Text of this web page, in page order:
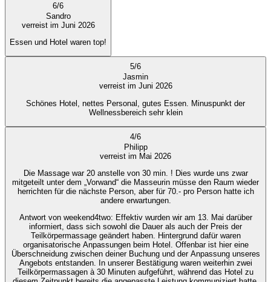
6/6
Sandro
verreist im Juni 2026
Essen und Hotel waren top!
5/6
Jasmin
verreist im Juni 2026
Schönes Hotel, nettes Personal, gutes Essen. Minuspunkt der
Wellnessbereich sehr klein
4/6
Philipp
verreist im Mai 2026
Die Massage war 20 anstelle von 30 min. ! Dies wurde uns zwar
mitgeteilt unter dem „Vorwand“ die Masseurin müsse den Raum wieder
herrichten für die nächste Person, aber für 70.- pro Person hatte ich
andere erwartungen.
Antwort von weekend4two: Effektiv wurden wir am 13. Mai darüber
informiert, dass sich sowohl die Dauer als auch der Preis der
Teilkörpermassage geändert haben. Hintergrund dafür waren
organisatorische Anpassungen beim Hotel. Offenbar ist hier eine
Überschneidung zwischen deiner Buchung und der Anpassung unseres
Angebots entstanden. In unserer Bestätigung waren weiterhin zwei
Teilkörpermassagen à 30 Minuten aufgeführt, während das Hotel zu